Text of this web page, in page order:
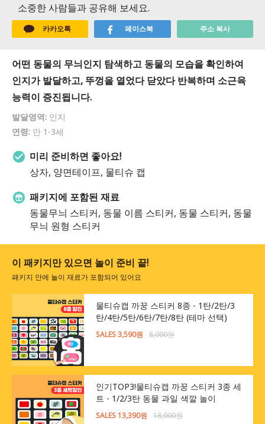
소중한 사람들과 공유해 보세요.
카카오톡 페이스북 주소 복사
어떤 동물의 무늬인지 탐색하고 동물의 모습을 확인하여
인지가 발달하고, 뚜껑을 열었다 닫았다 반복하며 소근육
능력이 증진됩니다.
발달영역: 인지
연령: 만 1-3세
미리 준비하면 좋아요!
상자, 양면테이프, 물티슈 캡
패키지에 포함된 재료
동물무늬 스티커, 동물 이름 스티커, 동물 스티커, 동물
무늬 원형 스티커
이 패키지만 있으면 놀이 준비 끝!
패키지 안에 놀이 재료가 포함되어 있어요
물티슈캡 까꿍 스티커 8종 - 1탄/2탄/3
탄/4탄/5탄/6탄/7탄/8탄 (테마 선택)
SALES 3,590원 8,000원
인기TOP3!물티슈캡 까꿍 스티커 3종 세
트 - 1/2/3탄 동물 과일 색깔 놀이
SALES 13,390원 18,000원